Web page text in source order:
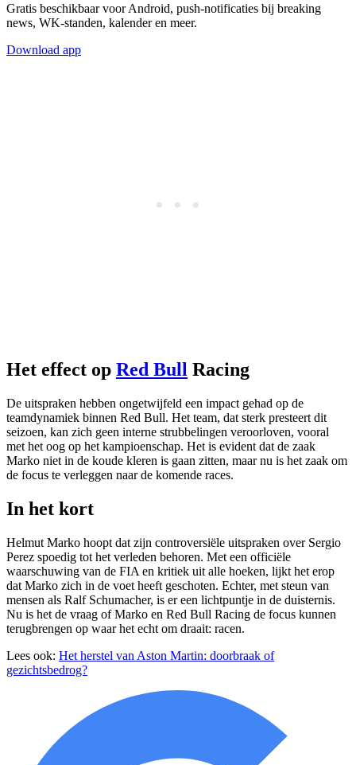
Gratis beschikbaar voor Android, push-notificaties bij breaking
news, WK-standen, kalender en meer.
Download app
Het effect op Red Bull Racing
De uitspraken hebben ongetwijfeld een impact gehad op de
teamdynamiek binnen Red Bull. Het team, dat sterk presteert dit
seizoen, kan zich geen interne strubbelingen veroorloven, vooral
met het oog op het kampioenschap. Het is evident dat de zaak
Marko niet in de koude kleren is gaan zitten, maar nu is het zaak om
de focus te verleggen naar de komende races.
In het kort
Helmut Marko hoopt dat zijn controversiële uitspraken over Sergio
Perez spoedig tot het verleden behoren. Met een officiële
waarschuwing van de FIA en kritiek uit alle hoeken, lijkt het erop
dat Marko zich in de voet heeft geschoten. Echter, met steun van
mensen als Ralf Schumacher, is er een lichtpuntje in de duisternis.
Nu is het de vraag of Marko en Red Bull Racing de focus kunnen
terugbrengen op waar het echt om draait: racen.
Lees ook: Het herstel van Aston Martin: doorbraak of
gezichtsbedrog?